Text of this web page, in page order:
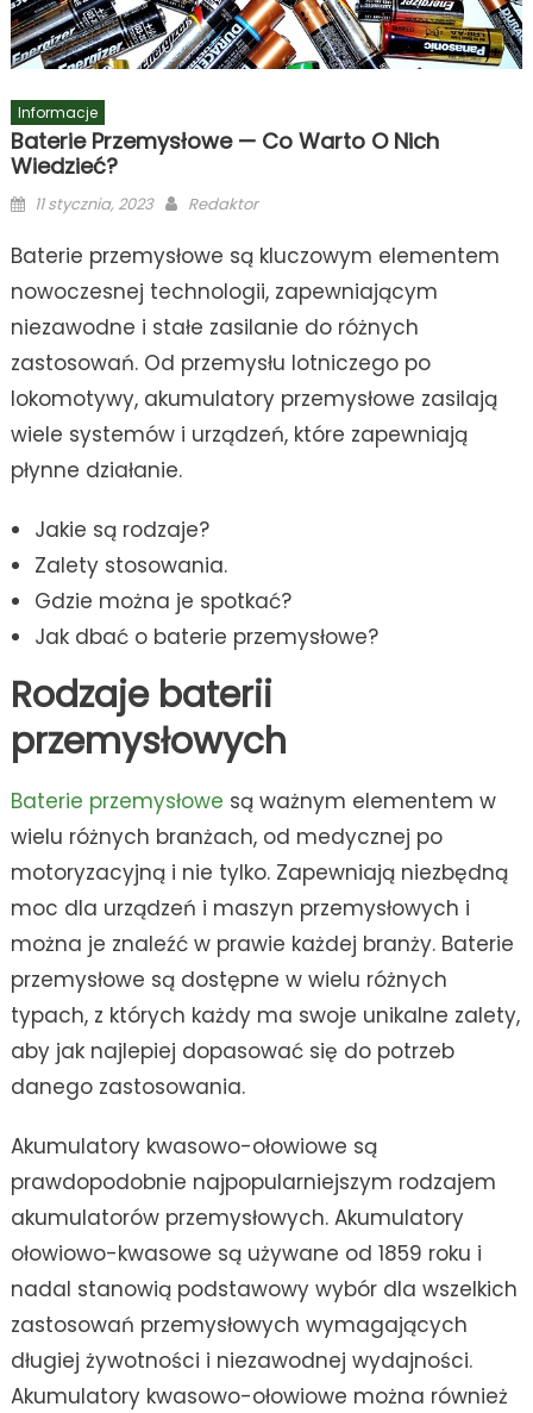
Informacje
Baterie Przemysłowe — Co Warto O Nich
Wiedzieć?
Posted
11 stycznia, 2023 Author
Redaktor
Baterie przemysłowe są kluczowym elementem
nowoczesnej technologii, zapewniającym
niezawodne i stałe zasilanie do różnych
zastosowań. Od przemysłu lotniczego po
lokomotywy, akumulatory przemysłowe zasilają
wiele systemów i urządzeń, które zapewniają
płynne działanie.
Jakie są rodzaje?
Zalety stosowania.
Gdzie można je spotkać?
Jak dbać o baterie przemysłowe?
Rodzaje baterii
przemysłowych
Baterie przemysłowe są ważnym elementem w
wielu różnych branżach, od medycznej po
motoryzacyjną i nie tylko. Zapewniają niezbędną
moc dla urządzeń i maszyn przemysłowych i
można je znaleźć w prawie każdej branży. Baterie
przemysłowe są dostępne w wielu różnych
typach, z których każdy ma swoje unikalne zalety,
aby jak najlepiej dopasować się do potrzeb
danego zastosowania.
Akumulatory kwasowo-ołowiowe są
prawdopodobnie najpopularniejszym rodzajem
akumulatorów przemysłowych. Akumulatory
ołowiowo-kwasowe są używane od 1859 roku i
nadal stanowią podstawowy wybór dla wszelkich
zastosowań przemysłowych wymagających
długiej żywotności i niezawodnej wydajności.
Akumulatory kwasowo-ołowiowe można również